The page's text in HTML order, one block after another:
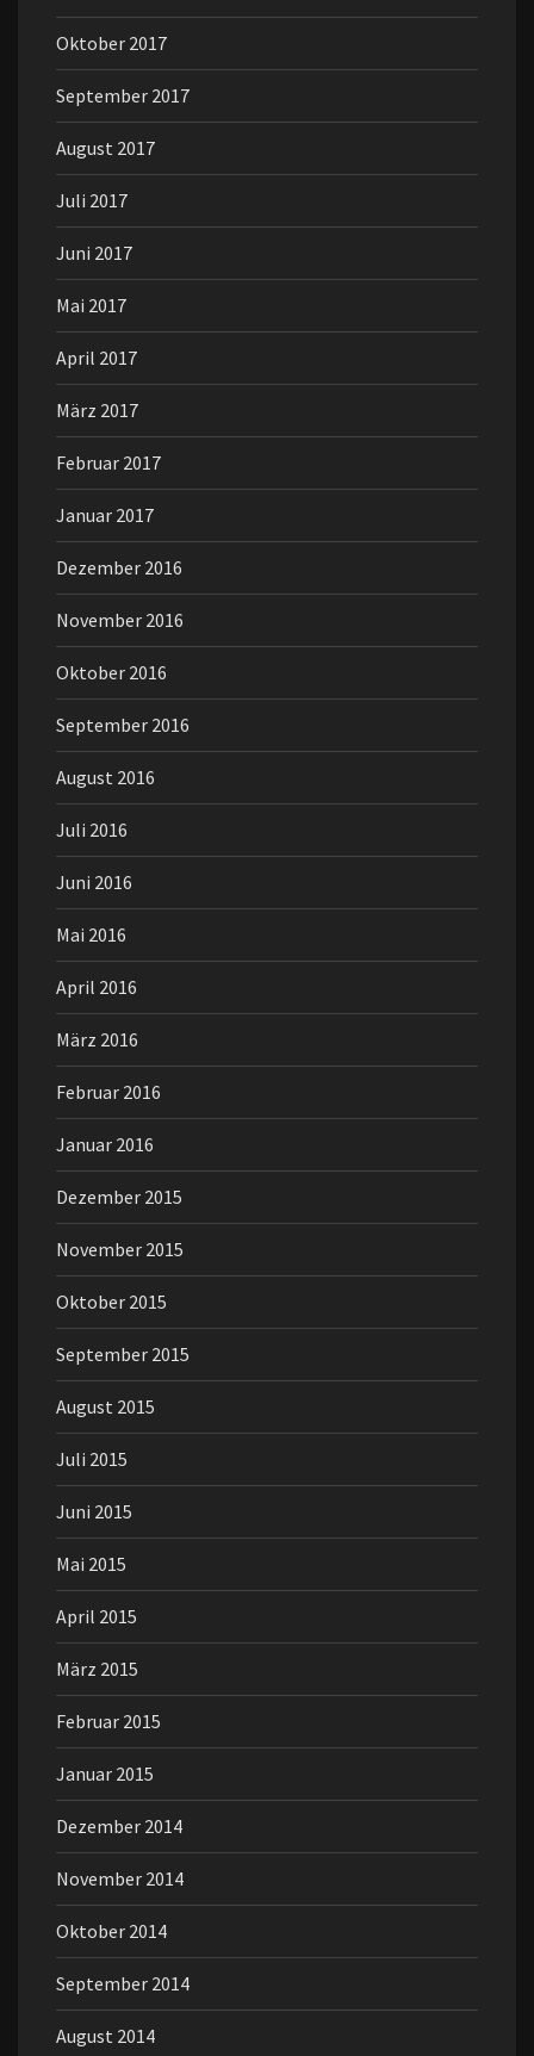
Oktober 2017
September 2017
August 2017
Juli 2017
Juni 2017
Mai 2017
April 2017
März 2017
Februar 2017
Januar 2017
Dezember 2016
November 2016
Oktober 2016
September 2016
August 2016
Juli 2016
Juni 2016
Mai 2016
April 2016
März 2016
Februar 2016
Januar 2016
Dezember 2015
November 2015
Oktober 2015
September 2015
August 2015
Juli 2015
Juni 2015
Mai 2015
April 2015
März 2015
Februar 2015
Januar 2015
Dezember 2014
November 2014
Oktober 2014
September 2014
August 2014